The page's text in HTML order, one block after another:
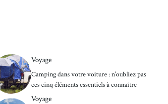
Voyage
Camping dans votre voiture : n’oubliez pas
ces cinq éléments essentiels à connaître
Voyage